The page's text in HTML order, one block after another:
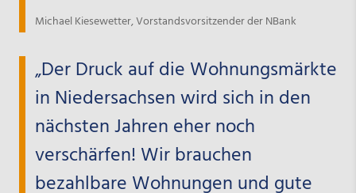
Michael Kiesewetter, Vorstandsvorsitzender der NBank
„Der Druck auf die Wohnungsmärkte
in Niedersachsen wird sich in den
nächsten Jahren eher noch
verschärfen! Wir brauchen
bezahlbare Wohnungen und gute